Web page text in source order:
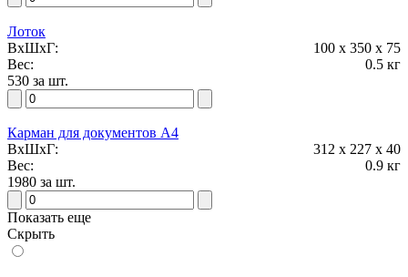
-
Лоток
ВxШxГ:
100 x 350 x 75
Вес:
0.5 кг
530 за шт.
Карман для документов А4
ВxШxГ:
312 x 227 x 40
Вес:
0.9 кг
1980 за шт.
Показать еще
Скрыть